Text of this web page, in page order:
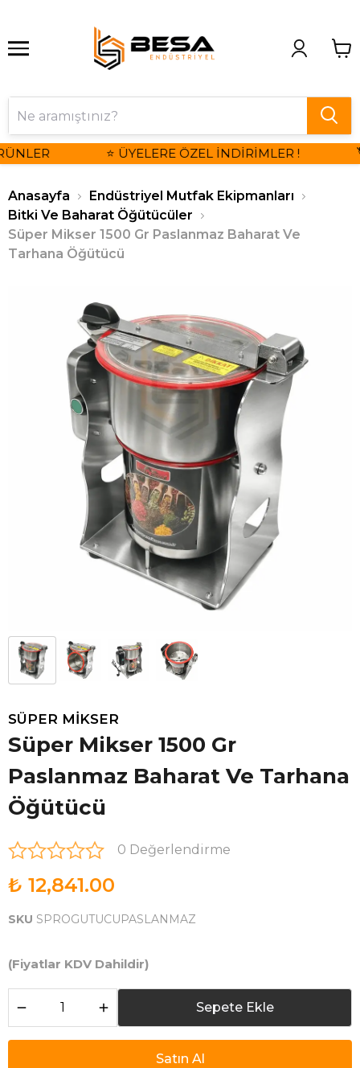
⭐ ÜYELERE ÖZEL İNDİRİMLER !
Anasayfa
Endüstriyel Mutfak Ekipmanları
Bitki Ve Baharat Öğütücüler
Süper Mikser 1500 Gr Paslanmaz Baharat Ve
Tarhana Öğütücü
SÜPER MİKSER
Süper Mikser 1500 Gr
Paslanmaz Baharat Ve Tarhana
Öğütücü
0 Değerlendirme
₺ 12,841.00
SKU SPROGUTUCUPASLANMAZ
(Fiyatlar KDV Dahildir)
Sepete Ekle
Satın Al